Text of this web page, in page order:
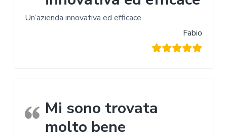
Un’azienda innovativa ed efficace
Fabio
Mi sono trovata
molto bene